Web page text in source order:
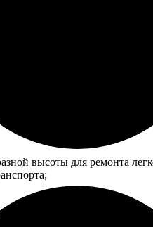
высоты для ремонта